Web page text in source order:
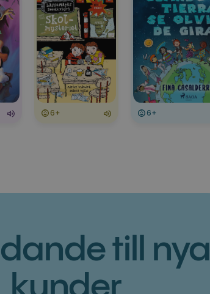
6+ 6+
till nya